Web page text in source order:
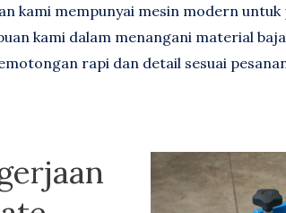
kami mempunyai mesin modern
kami dalam menangani material
rapi dan detail sesuai